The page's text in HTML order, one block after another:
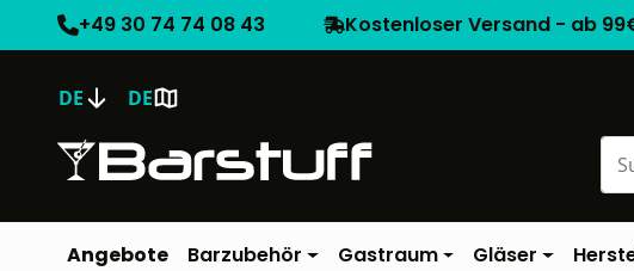
+49 30 74 74 08 43 Kostenloser Versand - ab
DE DE
Angebote Barzubehör Gastraum Gläser